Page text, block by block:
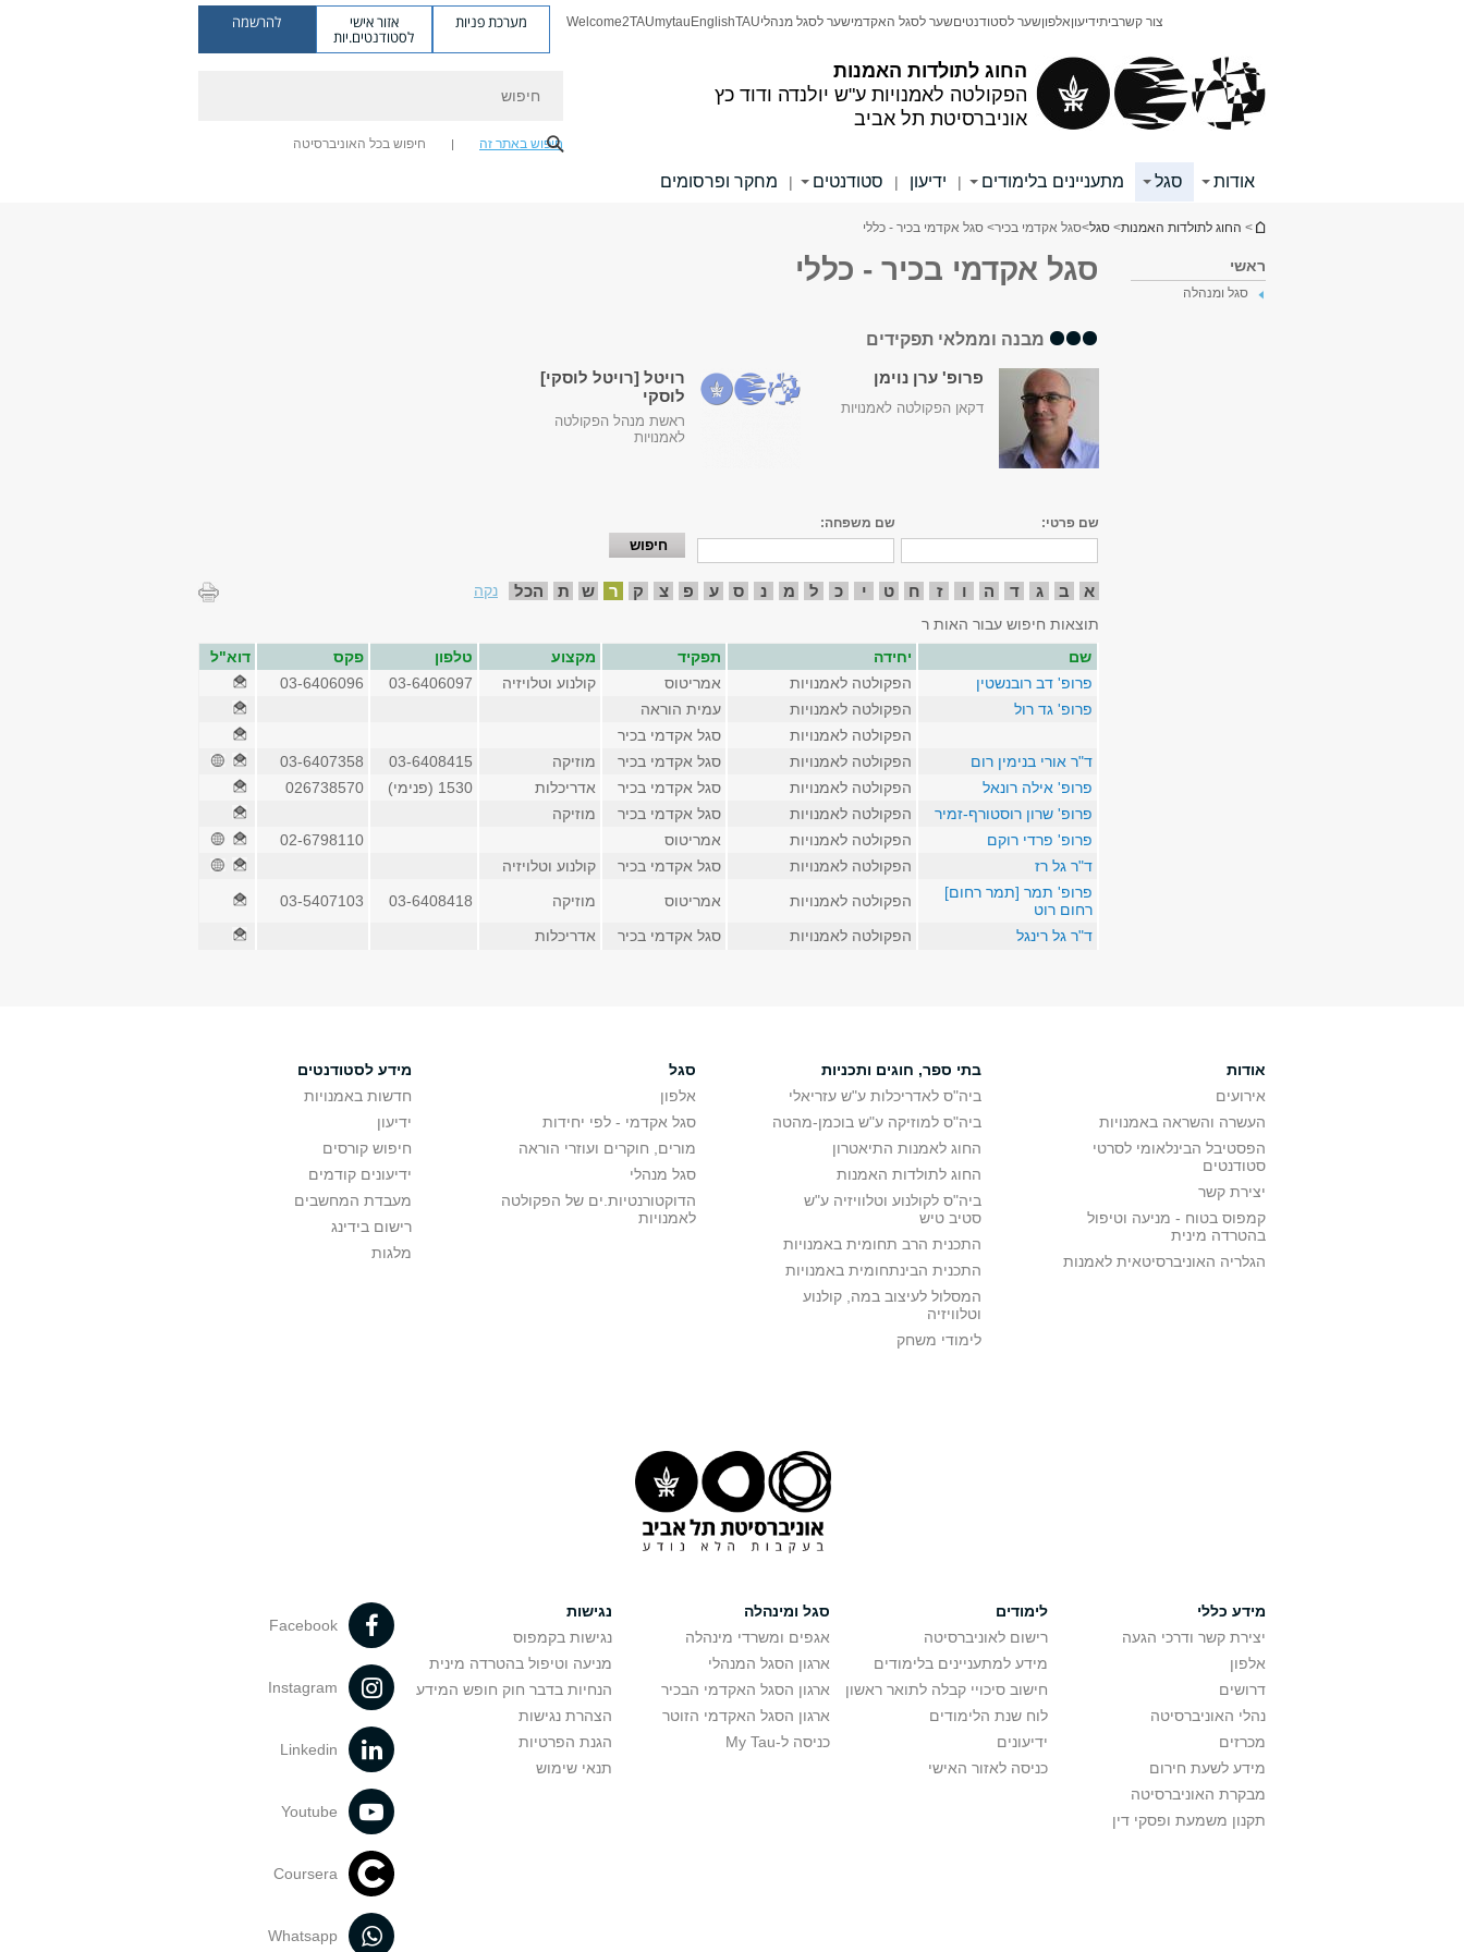
החוג לתולדות האמנות
הפקולטה לאמנויות ע"ש יולנדה ודוד כץ
אוניברסיטת תל אביב
צור קשרביתידיעוןאלפוןשער לסטודנטיםשער לסגל האקדמישער לסגל מנהליTAU
English
mytau
Welcome2TAU מערכת פניות אזור אישי
לסטודנטים.יות
להרשמה
חיפוש באתר זה חיפוש בכל האוניברסיטה
אודות סגל מתעניינים בלימודים | ידיעון | סטודנטים | מחקר ופרסומים
הינך נמצא כאן
> החוג לתולדות האמנות> סגל>סגל אקדמי בכיר> סגל אקדמי בכיר - כללי
ראשי
סגל ומנהלה
סגל אקדמי בכיר - כללי
מבנה וממלאי תפקידים
פרופ' ערן נוימן
דקאן הפקולטה לאמנויות
רויטל [רויטל לוסקי]
לוסקי
ראשת מנהל הפקולטה
לאמנויות
שם פרטי: שם משפחה:
א ב ג ד ה ו ז ח ט י כ ל מ נ ס ע פ צ ק ר ש ת הכל
נקה
תוצאות חיפוש עבור האות ר
שם
יחידה תפקיד מקצוע טלפון פקס
דוא"ל
פרופ' דב רובנשטין
הפקולטה לאמנויות אמריטוס קולנוע וטלויזיה 03-6406097
03-6406096
פרופ' גד רול
הפקולטה לאמנויות
עמית הוראה
הפקולטה לאמנויות
סגל אקדמי בכיר
ד"ר אורי בנימין רום
הפקולטה לאמנויות סגל אקדמי בכיר מוזיקה 03-6408415
03-6407358
פרופ' אילה רונאל
הפקולטה לאמנויות סגל אקדמי בכיר אדריכלות 1530 (פנימי)
026738570
פרופ' שרון רוסטורף-זמיר
הפקולטה לאמנויות סגל אקדמי בכיר
מוזיקה
פרופ' פרדי רוקם
הפקולטה לאמנויות אמריטוס
02-6798110
ד"ר גל רז
הפקולטה לאמנויות סגל אקדמי בכיר
קולנוע וטלויזיה
פרופ' תמר [תמר רחום]
רחום רוט
הפקולטה לאמנויות אמריטוס מוזיקה 03-6408418
03-5407103
ד"ר גל רינגל
הפקולטה לאמנויות סגל אקדמי בכיר אדריכלות
אודות
אירועים
העשרה והשראה באמנויות
הפסטיבל הבינלאומי לסרטי
סטודנטים
יצירת קשר
קמפוס בטוח - מניעה וטיפול
בהטרדה מינית
הגלריה האוניברסיטאית לאמנות
בתי ספר, חוגים ותכניות
ביה"ס לאדריכלות ע"ש עזריאלי
ביה"ס למוזיקה ע"ש בוכמן-מהטה
החוג לאמנות התיאטרון
החוג לתולדות האמנות
ביה"ס לקולנוע וטלוויזיה ע"ש
סטיב טיש
התכנית הרב תחומית באמנויות
התכנית הבינתחומית באמנויות
המסלול לעיצוב במה, קולנוע
וטלוויזיה
לימודי משחק
סגל
אלפון
סגל אקדמי - לפי יחידות
מורים, חוקרים ועוזרי הוראה
סגל מנהלי
הדוקטורנטיות.ים של הפקולטה
לאמנויות
מידע לסטודנטים
חדשות באמנויות
ידיעון
חיפוש קורסים
ידיעונים קודמים
מעבדת המחשבים
רישום בידינג
מלגות
מידע כללי
יצירת קשר ודרכי הגעה
אלפון
דרושים
נהלי האוניברסיטה
מכרזים
מידע לשעת חירום
מבקרת האוניברסיטה
תקנון משמעת ופסקי דין
לימודים
רישום לאוניברסיטה
מידע למתעניינים בלימודים
חישוב סיכויי קבלה לתואר ראשון
לוח שנת הלימודים
ידיעונים
כניסה לאזור האישי
סגל ומינהלה
אגפים ומשרדי מינהלה
ארגון הסגל המנהלי
ארגון הסגל האקדמי הבכיר
ארגון הסגל האקדמי הזוטר
כניסה ל-My Tau
נגישות
נגישות בקמפוס
מניעה וטיפול בהטרדה מינית
הנחיות בדבר חוק חופש המידע
הצהרת נגישות
הגנת הפרטיות
תנאי שימוש
Facebook
Instagram
Linkedin
Youtube
Coursera
Whatsapp